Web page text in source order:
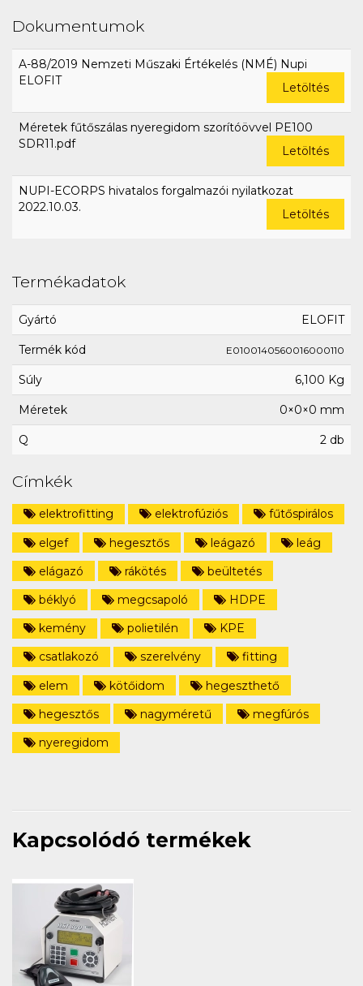
Dokumentumok
A-88/2019 Nemzeti Műszaki Értékelés (NMÉ) Nupi
ELOFIT
Letöltés
Méretek fűtőszálas nyeregidom szorítóövvel PE100
SDR11.pdf
Letöltés
NUPI-ECORPS hivatalos forgalmazói nyilatkozat
2022.10.03.
Letöltés
Termékadatok
Gyártó ELOFIT
Termék kód E0100140560016000110
Súly 6,100 Kg
Méretek 0×0×0 mm
Q 2 db
Címkék
elektrofitting elektrofúziós
fűtőspirálos
elgef
hegesztős leágazó
leág
elágazó
rákötés
beültetés
béklyó
megcsapoló
HDPE
kemény
polietilén
KPE
csatlakozó
szerelvény
fitting
elem
kötőidom
hegeszthető
hegesztős
nagyméretű
megfúrós
nyeregidom
Kapcsolódó termékek